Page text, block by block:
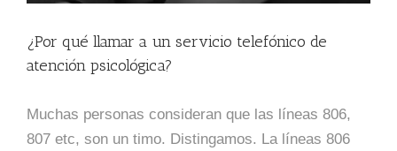
¿Por qué llamar a un servicio telefónico de
atención psicológica?
Muchas personas consideran que las líneas 806,
807 etc, son un timo. Distingamos. La líneas 806